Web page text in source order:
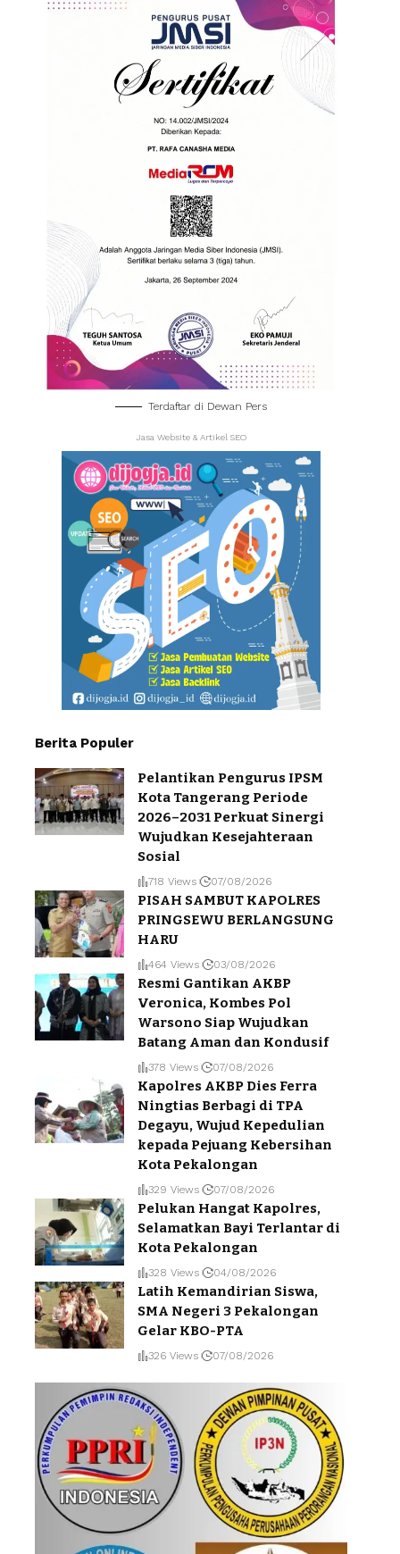
Terdaftar di Dewan Pers
Jasa Website & Artikel SEO
Berita Populer
Pelantikan Pengurus IPSM
Kota Tangerang Periode
2026–2031 Perkuat Sinergi
Wujudkan Kesejahteraan
Sosial
718 Views 07/08/2026
PISAH SAMBUT KAPOLRES
PRINGSEWU BERLANGSUNG
HARU
464 Views 03/08/2026
Resmi Gantikan AKBP
Veronica, Kombes Pol
Warsono Siap Wujudkan
Batang Aman dan Kondusif
378 Views 07/08/2026
Kapolres AKBP Dies Ferra
Ningtias Berbagi di TPA
Degayu, Wujud Kepedulian
kepada Pejuang Kebersihan
Kota Pekalongan
329 Views 07/08/2026
Pelukan Hangat Kapolres,
Selamatkan Bayi Terlantar di
Kota Pekalongan
328 Views 04/08/2026
Latih Kemandirian Siswa,
SMA Negeri 3 Pekalongan
Gelar KBO-PTA
326 Views 07/08/2026